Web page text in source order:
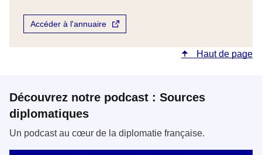
Accéder à l'annuaire
Haut de page
Découvrez notre podcast : Sources
diplomatiques
Un podcast au cœur de la diplomatie française.